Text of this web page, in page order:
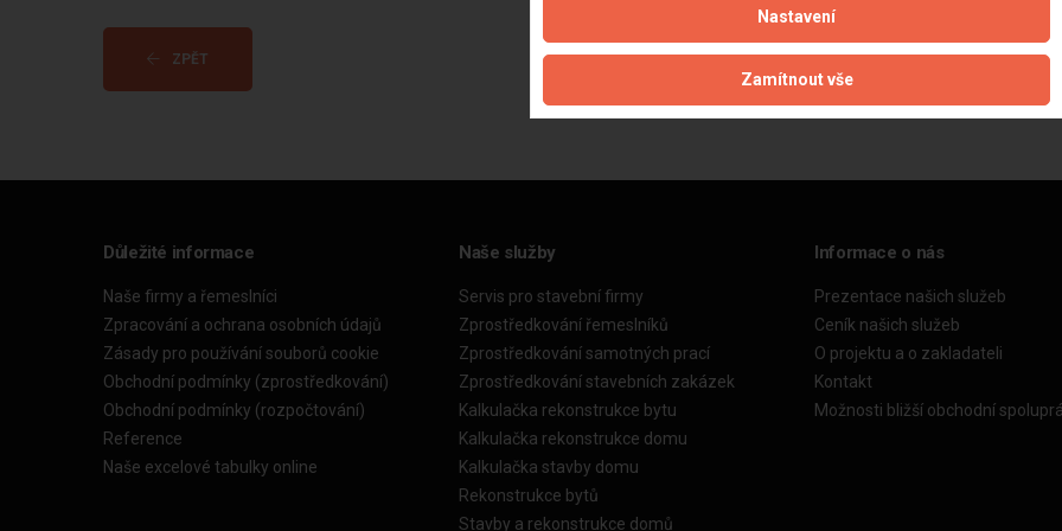
ZPĚT
Důležité informace
Naše firmy a řemeslníci
Zpracování a ochrana osobních údajů
Zásady pro používání souborů cookie
Obchodní podmínky (zprostředkování)
Obchodní podmínky (rozpočtování)
Reference
Naše excelové tabulky online
Naše služby
Servis pro stavební firmy
Zprostředkování řemeslníků
Zprostředkování samotných prací
Zprostředkování stavebních zakázek
Kalkulačka rekonstrukce bytu
Kalkulačka rekonstrukce domu
Kalkulačka stavby domu
Rekonstrukce bytů
Stavby a rekonstrukce domů
Informace o nás
Prezentace našich služeb
Ceník našich služeb
O projektu a o zakladateli
Kontakt
Možnosti bližší obchodní
Nastavení
Zamítnout vše